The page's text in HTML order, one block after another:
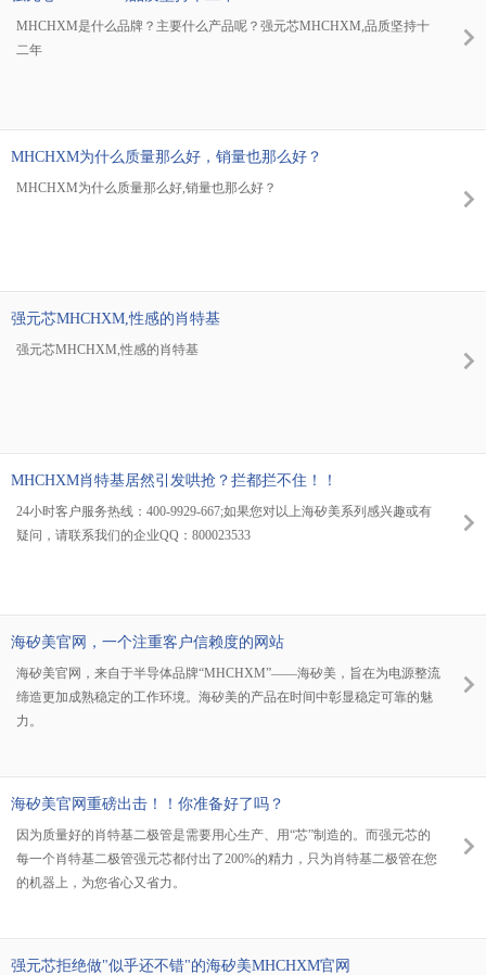
MHCHXM是什么品牌？主要什么产品呢？强元芯MHCHXM,品质坚持十
二年
MHCHXM为什么质量那么好，销量也那么好？
MHCHXM为什么质量那么好,销量也那么好？
强元芯MHCHXM,性感的肖特基
强元芯MHCHXM,性感的肖特基
MHCHXM肖特基居然引发哄抢？拦都拦不住！！
24小时客户服务热线：400-9929-667;如果您对以上海矽美系列感兴趣或有
疑问，请联系我们的企业QQ：800023533
海矽美官网，一个注重客户信赖度的网站
海矽美官网，来自于半导体品牌“MHCHXM”——海矽美，旨在为电源整流
缔造更加成熟稳定的工作环境。海矽美的产品在时间中彰显稳定可靠的魅
力。
海矽美官网重磅出击！！你准备好了吗？
因为质量好的肖特基二极管是需要用心生产、用“芯”制造的。而强元芯的
每一个肖特基二极管强元芯都付出了200%的精力，只为肖特基二极管在您
的机器上，为您省心又省力。
强元芯拒绝做"似乎还不错"的海矽美MHCHXM官网